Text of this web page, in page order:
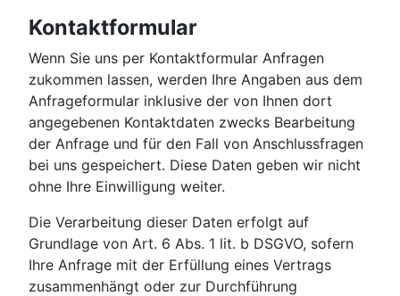
Kontaktformular
Wenn Sie uns per Kontaktformular Anfragen
zukommen lassen, werden Ihre Angaben aus dem
Anfrageformular inklusive der von Ihnen dort
angegebenen Kontaktdaten zwecks Bearbeitung
der Anfrage und für den Fall von Anschlussfragen
bei uns gespeichert. Diese Daten geben wir nicht
ohne Ihre Einwilligung weiter.
Die Verarbeitung dieser Daten erfolgt auf
Grundlage von Art. 6 Abs. 1 lit. b DSGVO, sofern
Ihre Anfrage mit der Erfüllung eines Vertrags
zusammenhängt oder zur Durchführung